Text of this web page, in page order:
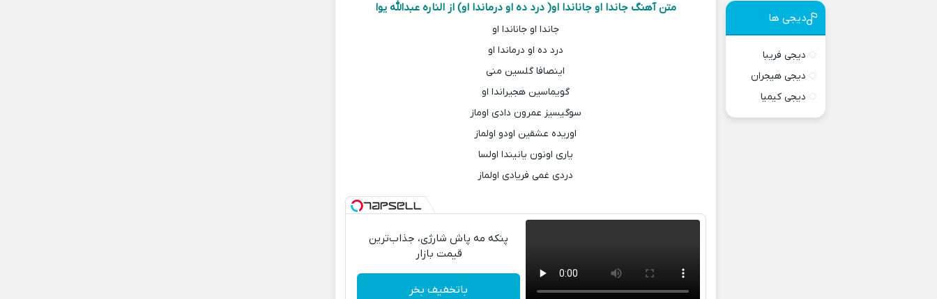
متن آهنگ جاندا او جاناندا او( درد ده او درماندا او) از الناره عبدالله یوا
جاندا او جاناندا او
درد ده او درماندا او
اینصافا گلسین منی
گویماسین هجیراندا او
سوگیسیز عمرون دادی اوماز
اوریده عشقین اودو اولماز
یاری اونون یانیندا اولسا
دردی غمی فریادی اولماز
پنکه مه پاش شارژی، جذاب‌ترین
قیمت بازار
باتخفیف بخر
دیجی ها
دیجی فریبا
دیجی هیجران
دیجی کیمیا